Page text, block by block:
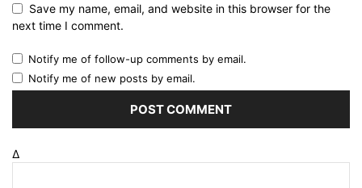
Save my name, email, and website in this browser for the
next time I comment.
Notify me of follow-up comments by email.
Notify me of new posts by email.
Δ